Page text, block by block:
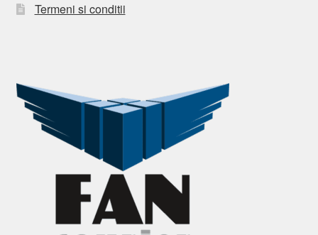
Termeni si conditii